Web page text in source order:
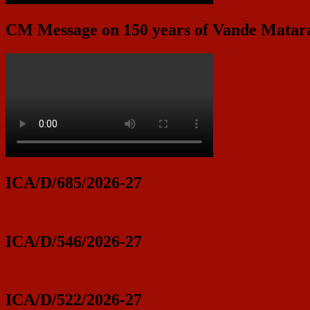
CM Message on 150 years of Vande
ICA/D/685/2026-27
ICA/D/546/2026-27
ICA/D/522/2026-27